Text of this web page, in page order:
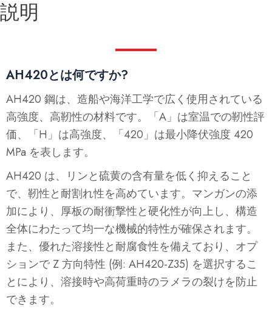
説明
AH420とは何ですか?
AH420 鋼は、造船や海洋工学で広く使用されている
高強度、高靭性の材料です。「A」は室温での靭性評
価、「H」は高強度、「420」は最小降伏強度 420
MPa を表します。
AH420 は、リンと硫黄の含有量を低く抑えること
で、靭性と耐割れ性を高めています。マンガンの添
加により、厚板の耐衝撃性と硬化性が向上し、構造
全体にわたって均一な機械的特性が確保されます。
また、優れた溶接性と耐腐食性を備えており、オプ
ションで Z 方向特性 (例: AH420-Z35) を選択するこ
とにより、溶接時や高荷重時のラメラの裂けを防止
できます。